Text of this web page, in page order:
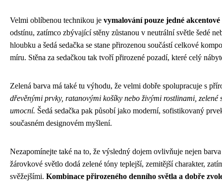
Velmi oblíbenou technikou je vymalování pouze jedné akcentové
odstínu, zatímco zbývající stěny zůstanou v neutrální světle šedé
hloubku a šedá sedačka se stane přirozenou součástí celkové
míru. Stěna za sedačkou tak tvoří přirozené pozadí, které celý
Zelená barva má také tu výhodu, že velmi dobře spolupracuje s
dřevěnými prvky, ratanovými košíky nebo živými rostlinami,
umocní. Šedá sedačka pak působí jako moderní, sofistikovaný
současném designovém myšlení.
Nezapomínejte také na to, že výsledný dojem ovlivňuje nejen
žárovkové světlo dodá zelené tóny teplejší, zemitější charakter,
svěžejšími. Kombinace přirozeného denního světla a dobře